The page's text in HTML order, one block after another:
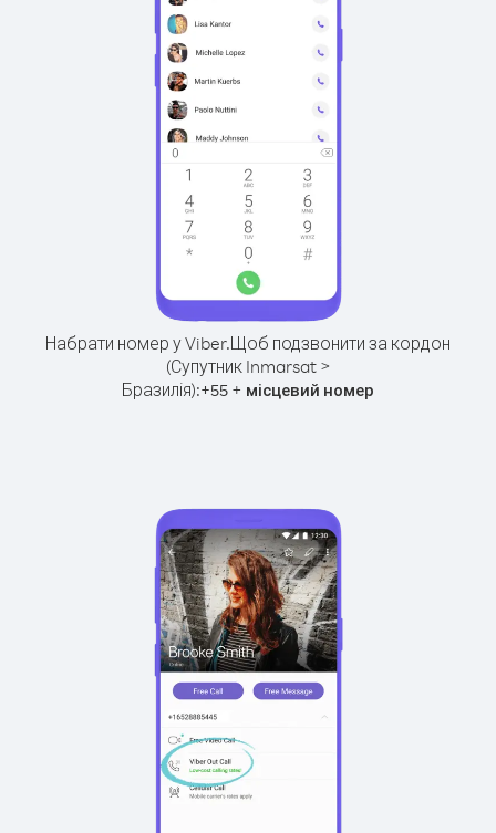
Набрати номер у Viber.Щоб подзвонити за кордон
(Супутник Inmarsat >
Бразилія):+55 + місцевий номер